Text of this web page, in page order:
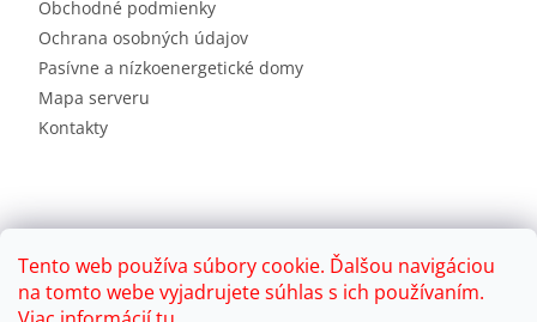
Tento web používa súbory cookie. Ďalšou navigáciou
na tomto webe vyjadrujete súhlas s ich používaním.
Obchodné podmienky
Ochrana osobných údajov
Pasívne a nízkoenergetické domy
Mapa serveru
Kontakty